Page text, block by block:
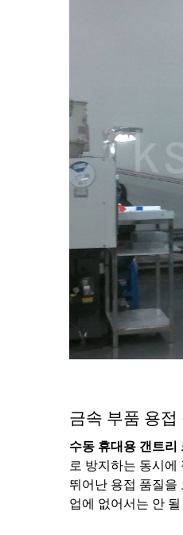
금속 부품 용
수동 휴대용 갠트리
로 방지하는 동시
뛰어난 용접 품질을
업에 없어서는 안